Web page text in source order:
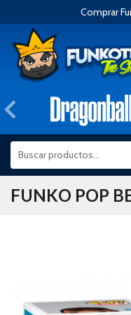
Comprar
Anterior
FUNKO POP